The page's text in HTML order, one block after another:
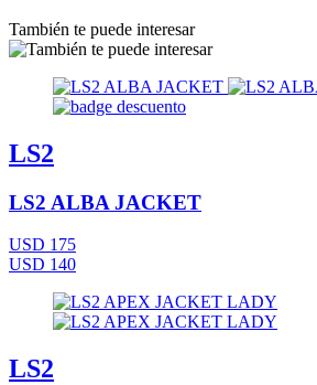
También te puede interesar
LS2
LS2 ALBA JACKET
USD 175
USD 140
LS2